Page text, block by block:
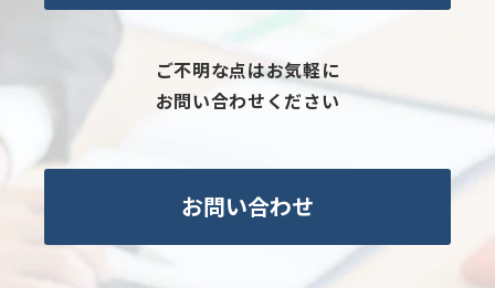
ご不明な点はお気軽に
お問い合わせください
お問い合わせ